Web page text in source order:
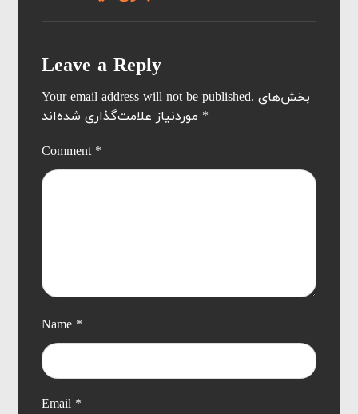
Leave a Reply
Your email address will not be published. بخش‌های
*
Comment *
Name *
Email *